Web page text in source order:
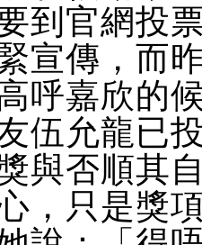
到官網投
宣傳，而
呼嘉欣的
伍允龍已
與否順其
，只是獎